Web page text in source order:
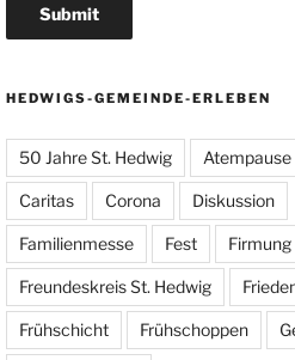
HEDWIGS-GEMEINDE-ERLEBEN
50 Jahre St. Hedwig Atempause
Caritas Corona Diskussion
Familienmesse Fest Firmung
Freundeskreis St. Hedwig
Frühschicht Frühschoppen